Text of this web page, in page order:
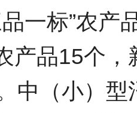
一标”农
产品15个
中（小）